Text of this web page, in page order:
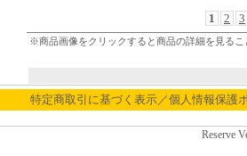
1 2 3
※商品画像をクリックすると商品の詳細を見るこ
特定商取引に基づく表示／個人情報保護
Reserve